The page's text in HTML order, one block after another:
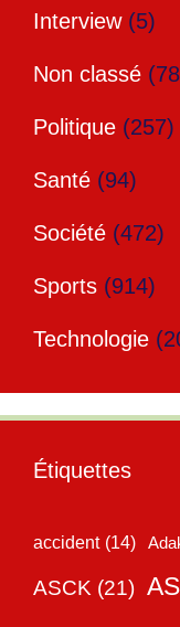
Interview(5)
Non classé
Politique (257)
Santé (94)
Société (472)
Sports (914)
Technologie
Étiquettes
accident (14)
ASCK (21)